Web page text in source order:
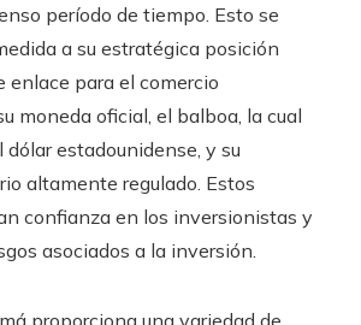
período de tiempo. Esto se
a su estratégica posición
enlace para el comercio
moneda oficial, el balboa, la cual
estadounidense, y su
altamente regulado. Estos
confianza en los inversionistas y
asociados a la inversión.
proporciona una variedad de